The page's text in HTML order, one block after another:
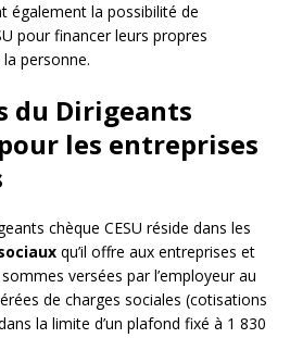
également la possibilité de
pour financer leurs propres
personne.
du Dirigeants
pour les entreprises
chèque CESU réside dans les
qu’il offre aux entreprises et
versées par l’employeur au
de charges sociales (cotisations
la limite d’un plafond fixé à 1 830